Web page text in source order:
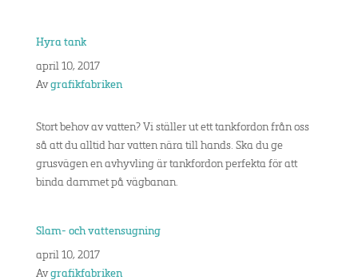
Hyra tank
april 10, 2017
Avgrafikfabriken
Stort behov av vatten? Vi ställer ut ett tankfordon från oss
så att du alltid har vatten nära till hands. Ska du ge
grusvägen en avhyvling är tankfordon perfekta för att
binda dammet på vägbanan.
Slam- och vattensugning
april 10, 2017
Avgrafikfabriken